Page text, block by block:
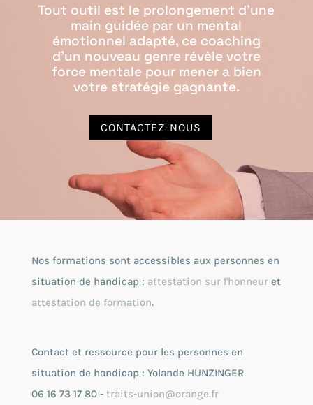
Tout outil est le prolongement d’une
main guidée par un mental
émotionnel adapté, ce coaching
d’un nouveau genre révèle votre
force mentale pour mener a bien
votre stratégie gagnante.
CONTACTEZ-NOUS
Nos formations sont accessibles aux personnes en
situation de handicap : attestation sur l'honneuret
attestation de formation.
Contact et ressource pour les personnes en
situation de handicap : Yolande HUNZINGER
06 16 73 17 80 - traits-union@orange.fr